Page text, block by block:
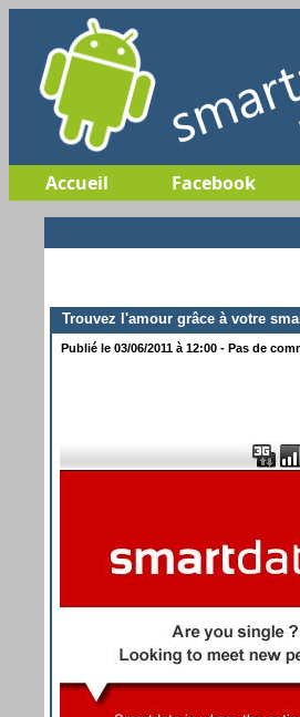
Accueil Facebook
Trouvez l'amour grâce à votre
Publié le 03/06/2011 à 12:00 - Pas de